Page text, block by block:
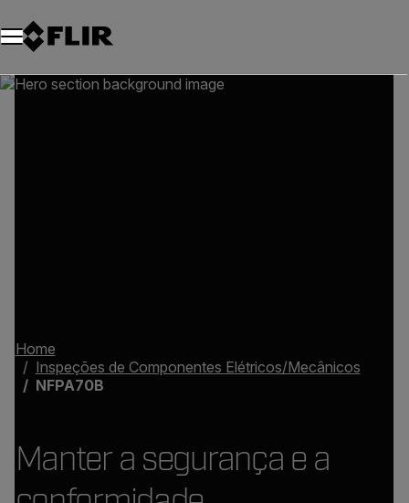
Home
Inspeções de Componentes Elétricos/Mecânicos
NFPA70B
Manter a segurança e a